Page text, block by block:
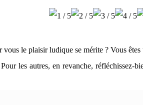
le plaisir ludique se mérite ? Vous
les autres, en revanche,